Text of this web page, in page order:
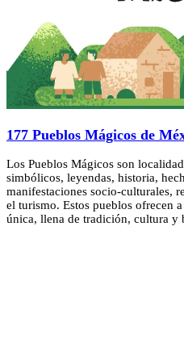
177 Pueblos Mágicos de
Los Pueblos Mágicos son
simbólicos, leyendas, historia,
manifestaciones socio-culturales,
el turismo. Estos pueblos ofrecen
única, llena de tradición, cultura y